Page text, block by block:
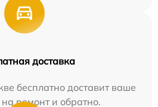
доставка
бесплатно доставит ваше
на ремонт и обратно.